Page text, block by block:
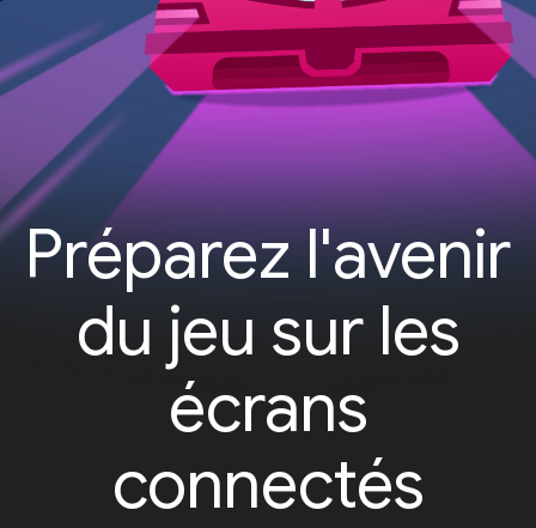
Préparez l'avenir
du jeu sur les
écrans
connectés